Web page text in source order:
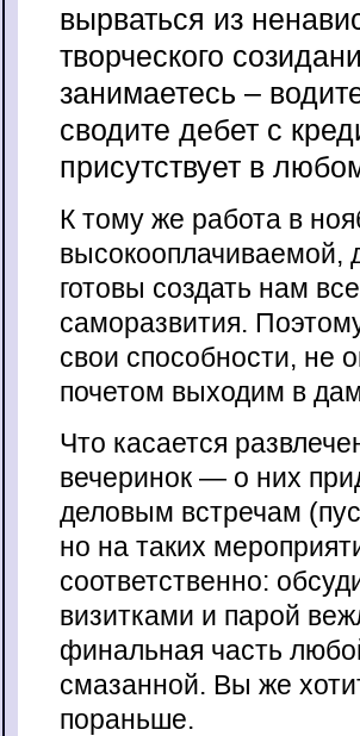
вырваться из
творческого
занимаетесь –
сводите дебет с
присутствует в
К тому же работа в
высокооплачиваемой,
готовы создать нам
саморазвития.
свои способности, не
почетом выходим в
Что касается
вечеринок — о них
деловым встречам
но на таких
соответственно:
визитками и парой
финальная часть
смазанной. Вы же
пораньше.